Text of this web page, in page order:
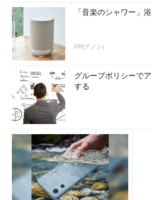
「音楽のシャワー」
PR(デノン)
グループポリシーで
する